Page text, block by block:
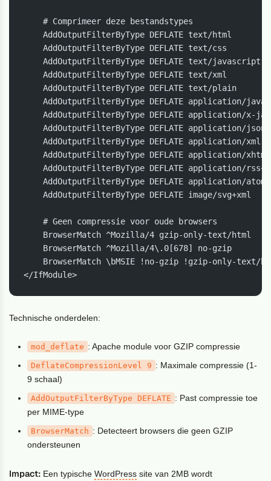
    # Comprimeer deze bestandstypes
    AddOutputFilterByType DEFLATE text/html
    AddOutputFilterByType DEFLATE text/css
    AddOutputFilterByType DEFLATE text/javascript
    AddOutputFilterByType DEFLATE text/xml
    AddOutputFilterByType DEFLATE text/plain
AddOutputFilterByType DEFLATE application/
AddOutputFilterByType DEFLATE application/x-
    AddOutputFilterByType DEFLATE application/json
    AddOutputFilterByType DEFLATE application/xml
AddOutputFilterByType DEFLATE application/
AddOutputFilterByType DEFLATE application/
AddOutputFilterByType DEFLATE application/
    AddOutputFilterByType DEFLATE image/svg+xml
    # Geen compressie voor oude browsers
    BrowserMatch ^Mozilla/4 gzip-only-text/html
    BrowserMatch ^Mozilla/4\.0[678] no-gzip
BrowserMatch \bMSIE !no-gzip !gzip-only-text/
</IfModule>
Technische onderdelen:
mod_deflate : Apache module voor GZIP compressie
DeflateCompressionLevel 9 : Maximale compressie (1-
9 schaal)
AddOutputFilterByType DEFLATE : Past compressie toe
per MIME-type
BrowserMatch : Detecteert browsers die geen GZIP
ondersteunen
Impact: Een typischeWordPress site van 2MB wordt